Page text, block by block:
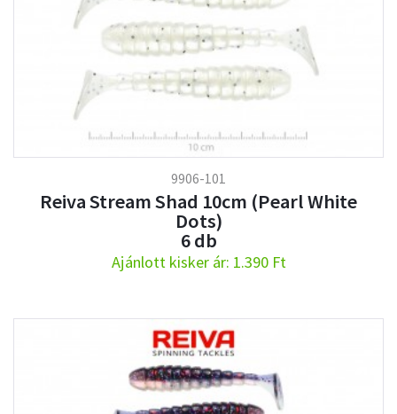
9906-101
Reiva Stream Shad 10cm (Pearl White
Dots)
6 db
Ajánlott kisker ár: 1.390 Ft